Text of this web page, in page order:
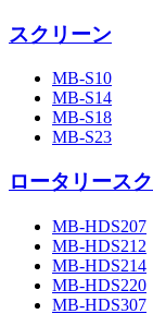
スクリーン
MB-S10
MB-S14
MB-S18
MB-S23
ロータリース
MB-HDS207
MB-HDS212
MB-HDS214
MB-HDS220
MB-HDS307